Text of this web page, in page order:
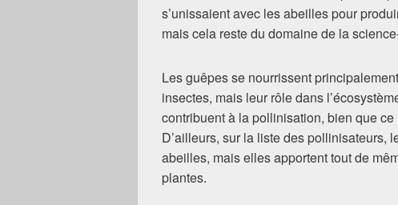
s’unissaient avec les abeilles pour
mais cela reste du domaine de la
Les guêpes se nourrissent
insectes, mais leur rôle dans
contribuent à la pollinisation, bien que
D’ailleurs, sur la liste des pollinisateurs,
abeilles, mais elles apportent tout de
plantes.